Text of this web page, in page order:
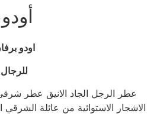
اودو
للرجال
عطر الرجل الجاد الانيق عطر
الاشجار الاستوائية من عائلة